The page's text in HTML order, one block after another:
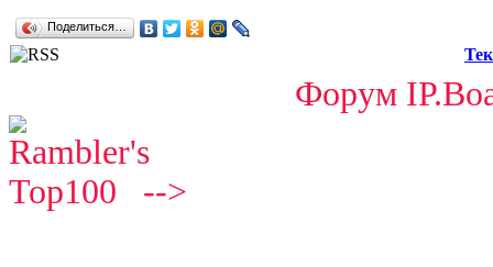
Поделиться…
Форум
-->